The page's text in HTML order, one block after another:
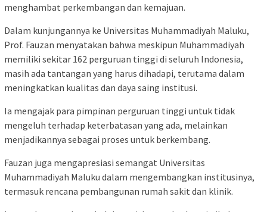
menghambat perkembangan dan kemajuan.
Dalam kunjungannya ke Universitas Muhammadiyah Maluku,
Prof. Fauzan menyatakan bahwa meskipun Muhammadiyah
memiliki sekitar 162 perguruan tinggi di seluruh Indonesia,
masih ada tantangan yang harus dihadapi, terutama dalam
meningkatkan kualitas dan daya saing institusi.
Ia mengajak para pimpinan perguruan tinggi untuk tidak
mengeluh terhadap keterbatasan yang ada, melainkan
menjadikannya sebagai proses untuk berkembang.
Fauzan juga mengapresiasi semangat Universitas
Muhammadiyah Maluku dalam mengembangkan institusinya,
termasuk rencana pembangunan rumah sakit dan klinik.